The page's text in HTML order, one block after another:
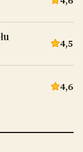
4,5
4,6